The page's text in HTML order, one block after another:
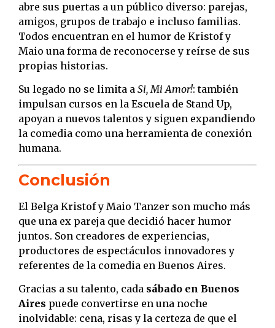
abre sus puertas a un público diverso: parejas,
amigos, grupos de trabajo e incluso familias.
Todos encuentran en el humor de Kristof y
Maio una forma de reconocerse y reírse de sus
propias historias.
Su legado no se limita a Si, Mi Amor!: también
impulsan cursos en la Escuela de Stand Up,
apoyan a nuevos talentos y siguen expandiendo
la comedia como una herramienta de conexión
humana.
Conclusión
El Belga Kristof y Maio Tanzer son mucho más
que una ex pareja que decidió hacer humor
juntos. Son creadores de experiencias,
productores de espectáculos innovadores y
referentes de la comedia en Buenos Aires.
Gracias a su talento, cada sábado en Buenos
Aires puede convertirse en una noche
inolvidable: cena, risas y la certeza de que el